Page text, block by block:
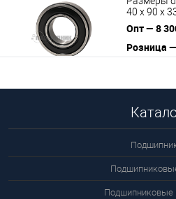
40 x 90 x
Опт — 8
Розница
Подшипниковые